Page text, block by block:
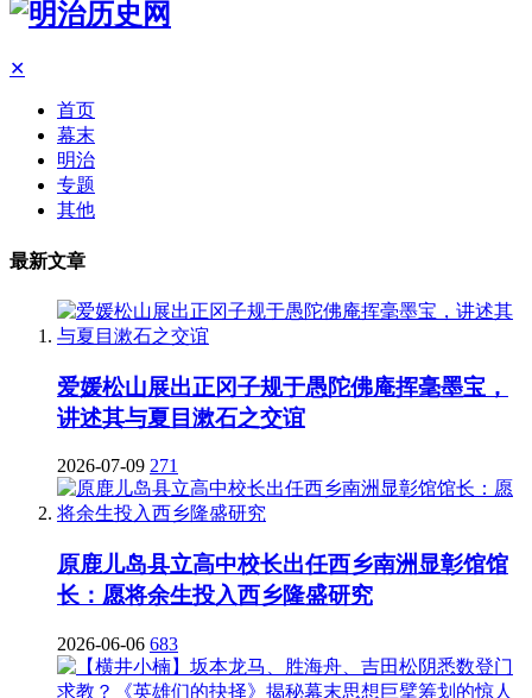
✕
首页
幕末
明治
专题
其他
最新文章
爱媛松山展出正冈子规于愚陀佛庵挥毫墨宝，
讲述其与夏目漱石之交谊
2026-07-09 271
原鹿儿岛县立高中校长出任西乡南洲显彰馆馆
长：愿将余生投入西乡隆盛研究
2026-06-06 683